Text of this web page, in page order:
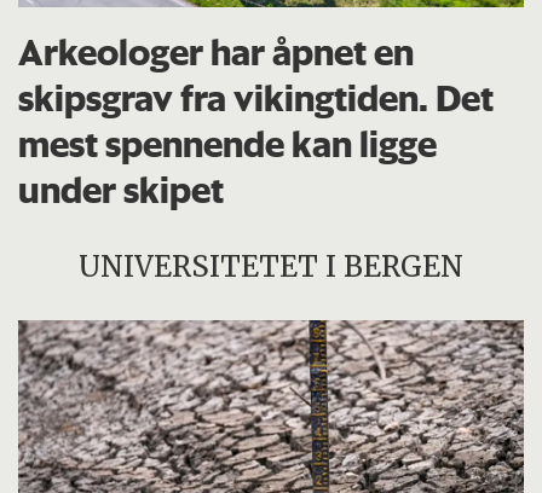
Arkeologer har åpnet en
skipsgrav fra vikingtiden. Det
mest spennende kan ligge
under skipet
UNIVERSITETET I BERGEN